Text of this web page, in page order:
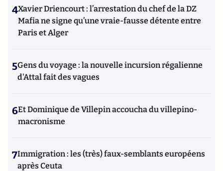
4Xavier Driencourt : l’arrestation du chef de la DZ
Mafia ne signe qu’une vraie-fausse détente entre
Paris et Alger
5Gens du voyage : la nouvelle incursion régalienne
d'Attal fait des vagues
6Et Dominique de Villepin accoucha du villepino-
macronisme
7Immigration : les (très) faux-semblants européens
après Ceuta